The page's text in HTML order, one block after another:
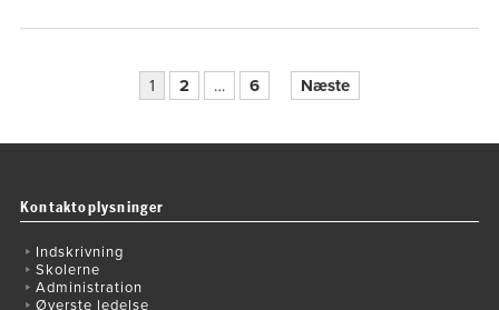
1 2 … 6 Næste
Kontaktoplysninger
Indskrivning
Skolerne
Administration
Øverste ledelse